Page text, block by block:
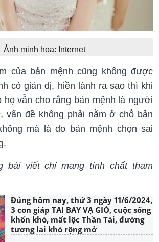
Ảnh minh họa: Internet
của bản mệnh cũng không được
có giản dị, hiền lành ra sao thì khi
họ vẫn cho rằng bản mệnh là người
vấn đề không phải nằm ở chỗ bản
mà là do bản mệnh chọn sai
bài viết chỉ mang tính chất tham
Đúng hôm nay, thứ 3 ngày 11/6/2024,
3 con giáp TAI BAY VẠ GIÓ, cuộc sống
khốn khó, mất lộc Thần Tài, đường
tương lai khó rộng mở